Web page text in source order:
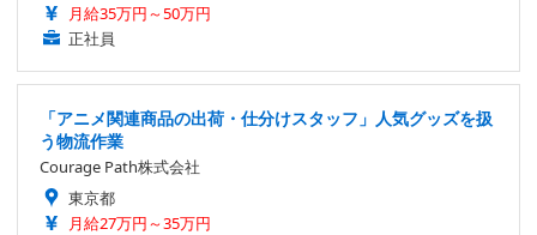
月給35万円～50万円
正社員
「アニメ関連商品の出荷・仕分けスタッフ」人気グッズを扱
う物流作業
Courage Path株式会社
東京都
月給27万円～35万円